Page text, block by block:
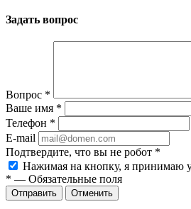
Задать вопрос
Вопрос *
Ваше имя *
Телефон *
E-mail
Подтвердите, что вы не робот *
Нажимая на кнопку, я принимаю
* — Обязательные поля
Отправить Отменить